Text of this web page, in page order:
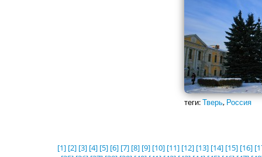
теги:Тверь, Россия
[1] [2] [3] [4] [5] [6] [7] [8] [9] [10] [11] [12] [13] [14] [15] [16]